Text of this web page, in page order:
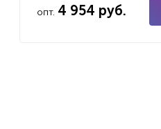
опт. 4 954 руб.